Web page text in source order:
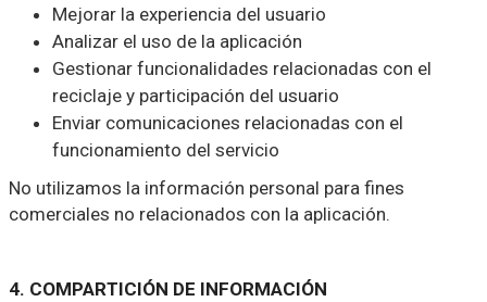
Mejorar la experiencia del usuario
Analizar el uso de la aplicación
Gestionar funcionalidades relacionadas con el
reciclaje y participación del usuario
Enviar comunicaciones relacionadas con el
funcionamiento del servicio
No utilizamos la información personal para fines
comerciales no relacionados con la aplicación.
4. COMPARTICIÓN DE INFORMACIÓN